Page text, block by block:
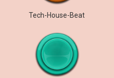
Tech-House-Beat